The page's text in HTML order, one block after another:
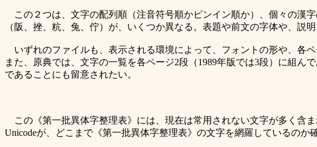
この２つは、文字の配列順（注音符号順かピンイン順か）、個々の漢
（阪、挫、粇、兔、佇）が、いくつか異なる。表題や前文の字体や、説明
いずれのファイルも、表示される環境によって、フォントの形や、各
また、原典では、文字の一覧を各ページ2段（1989年版では3段）に組
であることにも留意されたい。
この《第一批異体字整理表》には、現在は常用されない文字が多く含
Unicodeが、どこまで《第一批異体字整理表》の文字を網羅しているの